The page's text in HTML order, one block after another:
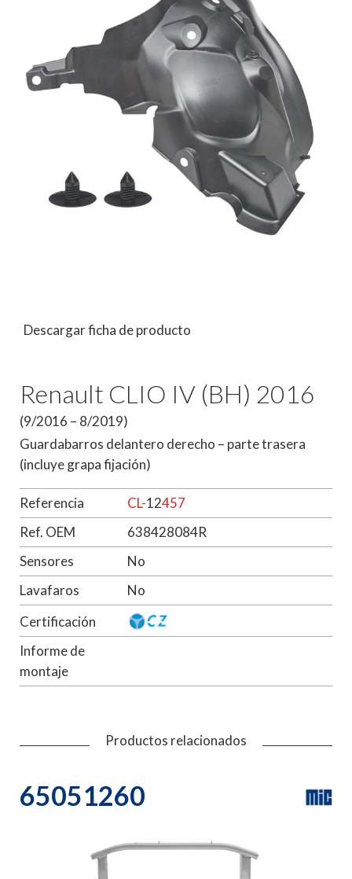
Descargar ficha de producto
Renault CLIO IV (BH) 2016
(9/2016 – 8/2019)
Guardabarros delantero derecho – parte trasera
(incluye grapa fijación)
Referencia CL-12457
Ref. OEM
638428084R
Sensores
No
Lavafaros
No
Certificación
Informe de
montaje
Productos relacionados
65051260